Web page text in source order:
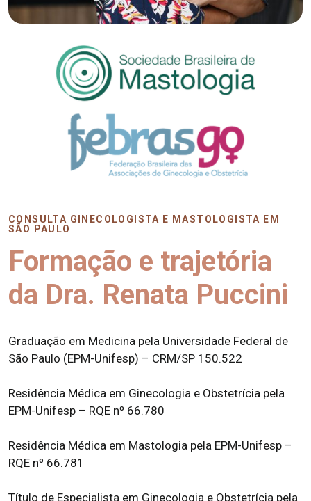
CONSULTA GINECOLOGISTA E MASTOLOGISTA EM
SÃO PAULO
Formação e trajetória
da Dra. Renata Puccini
Graduação em Medicina pela Universidade Federal de
São Paulo (EPM-Unifesp) – CRM/SP 150.522
Residência Médica em Ginecologia e Obstetrícia pela
EPM-Unifesp – RQE nº 66.780
Residência Médica em Mastologia pela EPM-Unifesp –
RQE nº 66.781
Título de Especialista em Ginecologia e Obstetrícia pela